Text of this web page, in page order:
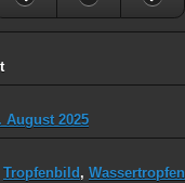
August 2025
Tropfenbild , Wassertropfen